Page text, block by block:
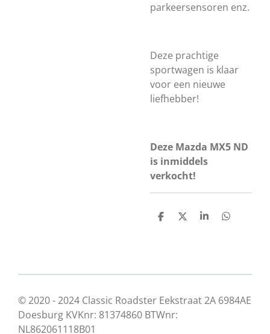
parkeersensoren enz.
Deze prachtige
sportwagen is klaar
voor een nieuwe
liefhebber!
Deze Mazda MX5 ND
is inmiddels
verkocht!
D
D
S
D
© 2020 - 2024 Classic Roadster Eekstraat 2A 6984AE
Doesburg KVKnr: 81374860 BTWnr:
NL862061118B01